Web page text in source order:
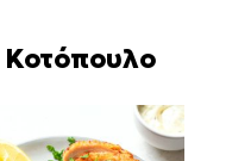
Κοτόπουλο